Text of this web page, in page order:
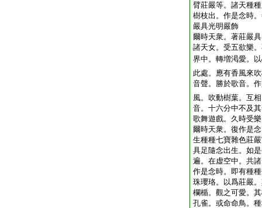
臂莊嚴等。諸天種
樹枝出。作是念時
嚴具光明嚴飾
爾時天衆。著莊嚴
諸天女。受五欲樂
界中。轉増渇愛。
此處。應有香風來
音聲。勝於歌音。
風。吹動樹葉。互
音。十六分中不及
歌舞遊戲。久時受
爾時天衆。復作是
生種種七寶雜色莊
具足隨念出生。如
遍。在虚空中。共
作是念時。即有種
珠瓔珞。以爲莊嚴
欄楯。觀之可愛。
孔雀。或命命鳥。